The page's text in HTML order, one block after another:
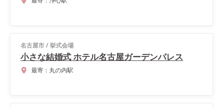
名古屋市/挙式会場
小さな結婚式 ホテル名古屋ガーデンパレス
最寄： 丸の内駅